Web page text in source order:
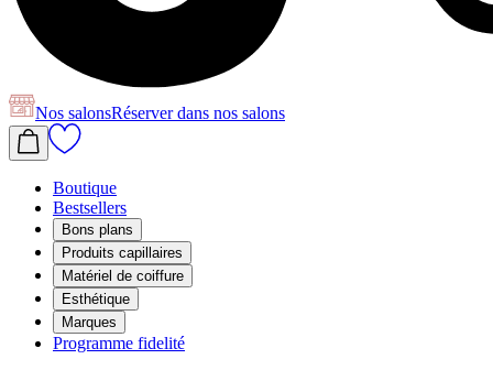
Nos salonsRéserverdans nos salons
Boutique
Bestsellers
Bons plans
Produits capillaires
Matériel de coiffure
Esthétique
Marques
Programme fidelité